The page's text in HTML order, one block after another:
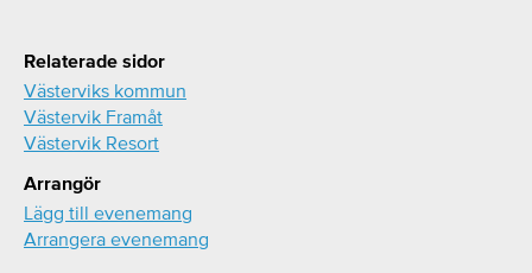
Relaterade sidor
Västerviks kommun
Västervik Framåt
Västervik Resort
Arrangör
Lägg till evenemang
Arrangera evenemang